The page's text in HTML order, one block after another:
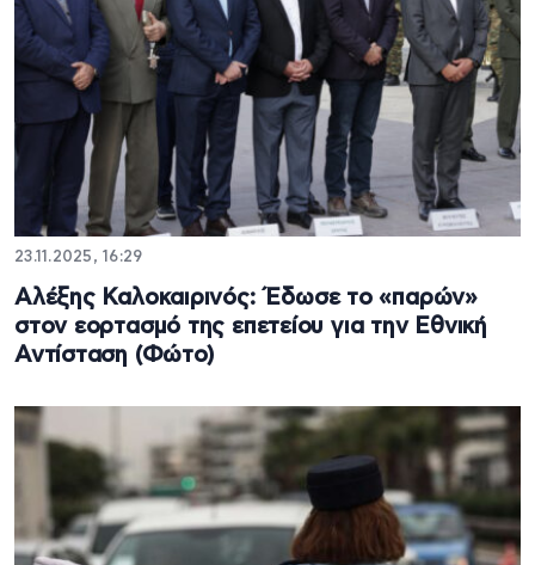
23.11.2025, 16:29
Αλέξης Καλοκαιρινός: Έδωσε το «παρών»
στον εορτασμό της επετείου για την Εθνική
Αντίσταση (Φώτο)